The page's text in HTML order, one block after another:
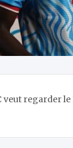
veut regarder